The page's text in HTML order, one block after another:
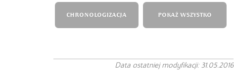
CHRONOLOGIZACJA POKAŻ WSZYSTKO
Data ostatniej modyfikacji: 31.05.2016